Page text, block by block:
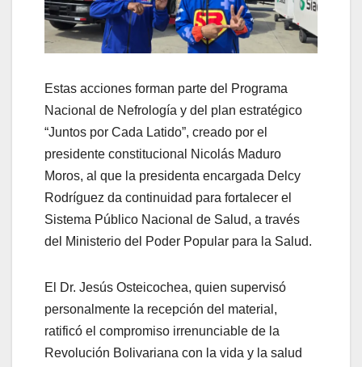
Estas acciones forman parte del Programa
Nacional de Nefrología y del plan estratégico
“Juntos por Cada Latido”, creado por el
presidente constitucional Nicolás Maduro
Moros, al que la presidenta encargada Delcy
Rodríguez da continuidad para fortalecer el
Sistema Público Nacional de Salud, a través
del Ministerio del Poder Popular para la Salud.
El Dr. Jesús Osteicochea, quien supervisó
personalmente la recepción del material,
ratificó el compromiso irrenunciable de la
Revolución Bolivariana con la vida y la salud